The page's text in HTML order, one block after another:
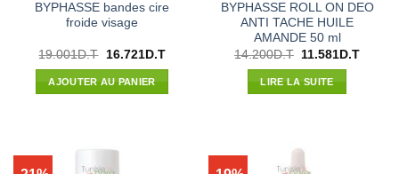
BYPHASSE bandes cire
froide visage
19.001D.T
Le
initial
était :
16.721D.TLe
AJOUTER AU PANIER
BYPHASSE ROLL ON DEO
ANTI TACHE HUILE
AMANDE 50 ml
14.200D.T
Le
initial
était :
11.581D.TLe
LIRE LA SUITE